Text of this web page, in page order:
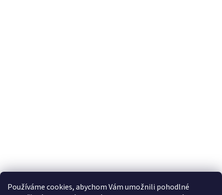
Používáme cookies, abychom Vám umožnili pohodlné